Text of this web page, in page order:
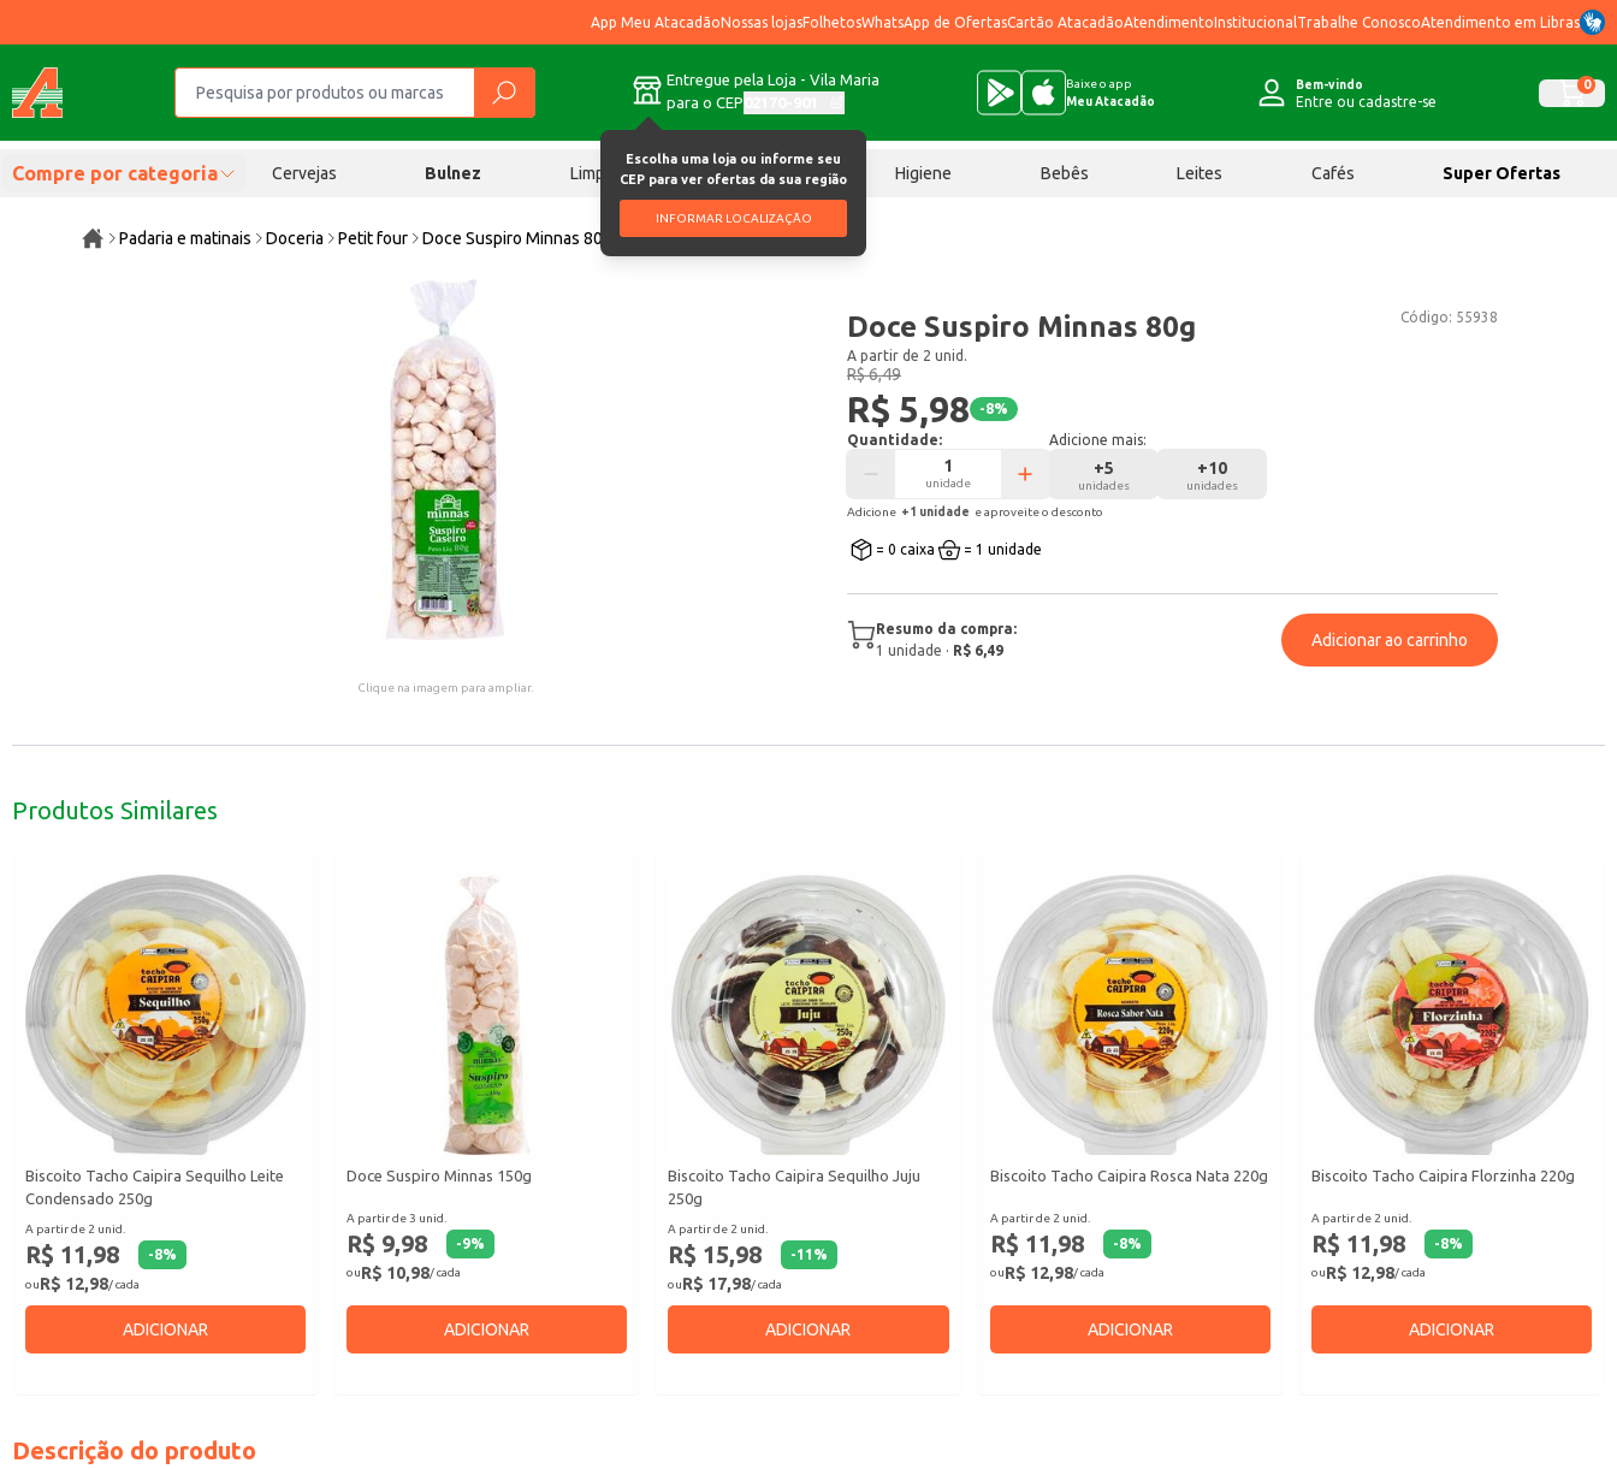
App Meu AtacadãoNossas lojasFolhetosWhatsApp de OfertasCartão AtacadãoAtendimentoInstitucional Trabalhe ConoscoAtendimento em Libras
Entregue pela Loja - Vila Maria
para o CEP
Escolha uma loja ou informe seu
CEP para ver ofertas da sua região
INFORMAR LOCALIZAÇÃO
Baixe o app
Meu Atacadão
Bem-vindo
Entre ou cadastre-se
0
Compre por categoria Cervejas Bulnez Limpeza Chocolates Higiene Bebês Leites Cafés Super Ofertas
Padaria e matinais Doceria Petit four Doce Suspiro Minnas 80g
Clique na imagem para ampliar.
Código: 55938
Doce Suspiro Minnas 80g
A partir de 2 unid.
R$ 6,49
R$ 5,98 -8%
Quantidade:
unidade
Adicione mais:
+5
unidades
+10
unidades
Adicione +1 unidade e aproveite o desconto
= 0 caixa = 1 unidade
Resumo da compra:
1 unidade · R$ 6,49
Adicionar ao carrinho
Produtos Similares
Biscoito Tacho Caipira Sequilho Leite
Condensado 250g
A partir de 2 unid.
R$ 11,98 -8%
ouR$ 12,98/ cada
ADICIONAR
Doce Suspiro Minnas 150g
A partir de 3 unid.
R$ 9,98 -9%
ouR$ 10,98/ cada
ADICIONAR
Biscoito Tacho Caipira Sequilho Juju
250g
A partir de 2 unid.
R$ 15,98 -11 %
ouR$ 17,98/ cada
ADICIONAR
Biscoito Tacho Caipira Rosca Nata 220g
A partir de 2 unid.
R$ 11,98 -8%
ouR$ 12,98/ cada
ADICIONAR
Biscoito Tacho Caipira Florzinha 220g
A partir de 2 unid.
R$ 11,98 -8%
ouR$ 12,98/ cada
ADICIONAR
Descrição do produto